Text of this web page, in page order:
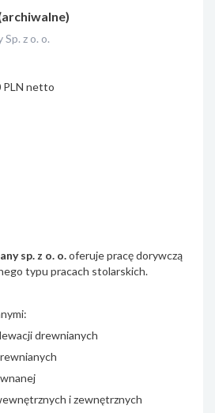
z o. o.
PLN netto
sp. z o. o.oferuje pracę dorywczą
typu pracach stolarskich.
drewnianych
i zewnętrznych